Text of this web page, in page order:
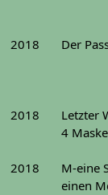
2018 Der
2018
Letzter
4
2018
M-eine
einen